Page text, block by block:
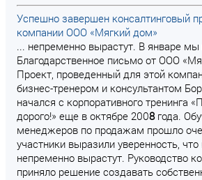
Успешно завершен консалтинговый
компании ООО «Мягкий дом»
... непременно вырастут. В январе мы
Благодарственное письмо от ООО
Проект, проведенный для этой
бизнес-тренером и консультантом
начался с корпоративного тренинга
дорого!» еще в октябре 2008года.
менеджеров по продажам прошло
участники выразили уверенность,
непременно вырастут. Руководство
приняло решение создавать